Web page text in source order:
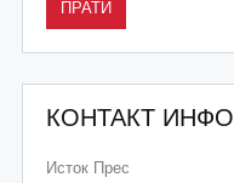
КОНТАКТ ИНФО
Исток Прес